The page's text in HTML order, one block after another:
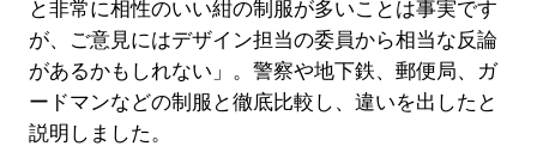
と非常に相性のいい紺の制服が多いことは事実です
が、ご意見にはデザイン担当の委員から相当な反論
があるかもしれない」。警察や地下鉄、郵便局、ガ
ードマンなどの制服と徹底比較し、違いを出したと
説明しました。